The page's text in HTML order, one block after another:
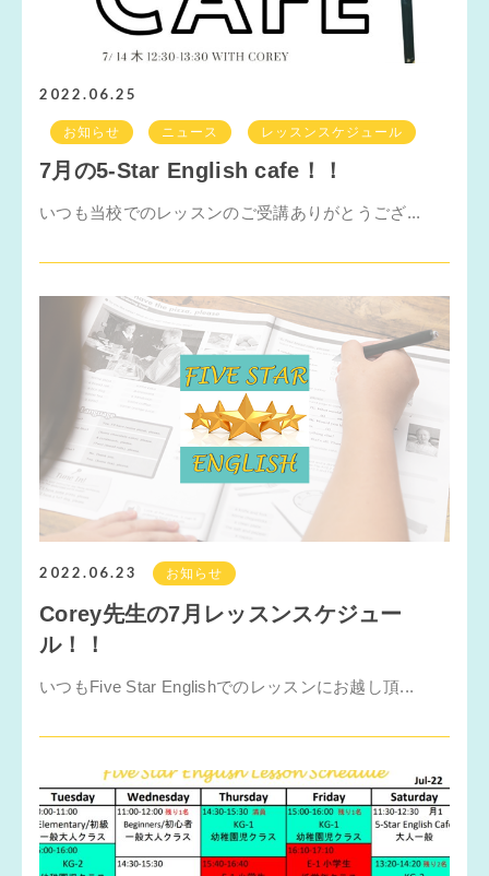
2022.06.25
お知らせ ニュース レッスンスケジュール
7月の5-Star English cafe！！
いつも当校でのレッスンのご受講ありがとうござ...
2022.06.23 お知らせ
Corey先生の7月レッスンスケジュー
ル！！
いつもFive Star Englishでのレッスンにお越し頂...